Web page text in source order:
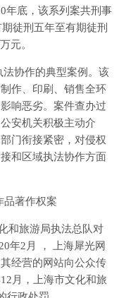
年底，该系列案共刑事
徒刑五年至有期徒刑
元。
协作的典型案例。该
作、印刷、销售全环
响恶劣。案件查办过
安机关积极主动介
门衔接紧密，对侵权
和区域执法协作方面
品著作权案
和旅游局执法总队对
年2月 ， 上海犀光网
经营的网站向公众传
月，上海市文化和旅